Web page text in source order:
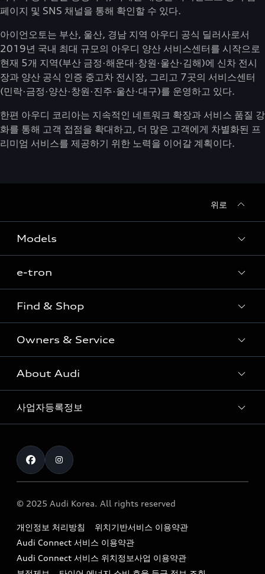
페이지 및 SNS 채널을 통해 확인할 수 있다.
아이언오토는 부산, 울산, 경남 지역 아우디 공식 딜러사로서
2019년 국내 최대 규모의 아우디 양산 서비스센터를 시작으로
현재 5개 지역(부산 금정·해운대·창원·울산·김해)에 신차 전시
장과 양산 공식 인증 중고차 전시장, 그리고 7곳의 서비스센터
(민락·금정·양산·창원·진주·울산·대구)를 운영하고 있다.
한편 아우디 코리아는 지속적인 네트워크 확장과 서비스 품질 강
화를 통해 고객 접점을 확대하고, 더 많은 고객에게 차별화된 프
리미엄 서비스를 제공하기 위한 노력을 이어갈 계획이다.
위로
Models
Sedan
SUV
Coupe
S range
e-tron
e-tron
Find & Shop
전시장/AAP 전시장/AS센터
아우디 신차 재고
아우디 모델 비교하기
아우디 공식 인증 중고차
The new Audi A6 Taste Drive 이벤트
Owners & Service
고객안내
Audi Connect
myAudiworld
내비게이션 데이터 다운로드
아우디 영상 매뉴얼
서비스 센터
About Audi
아우디 브랜드
Formula 1
Audi Story
아우디코리아 소식
아우디코리아 소개
아우디 스토리
사업자등록정보
통신판매업신고번호 : 2024-서울종로-1079
대표자명 : 틸 셰어
딩)
이메일 : audi_m@audi-ccc.co.kr
© 2025 Audi Korea. All rights reserved
개인정보 처리방침
위치기반서비스 이용약관
Audi Connect 서비스 이용약관
Audi Connect 서비스 위치정보사업 이용약관